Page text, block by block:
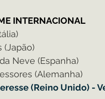
INTERNACIONAL
(Japão)
Neve (Espanha)
(Alemanha)
(Reino Unido) -